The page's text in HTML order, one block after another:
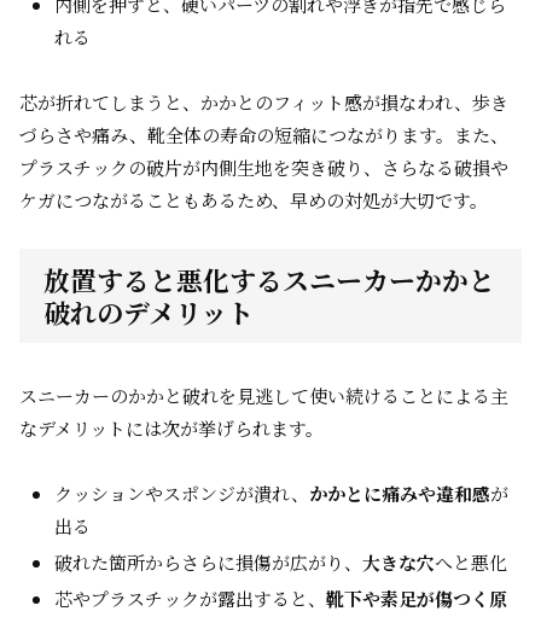
れる
芯が折れてしまうと、かかとのフィット感が損なわれ、歩き
づらさや痛み、靴全体の寿命の短縮につながります。また、
プラスチックの破片が内側生地を突き破り、さらなる破損や
ケガにつながることもあるため、早めの対処が大切です。
放置すると悪化するスニーカーかかと
破れのデメリット
スニーカーのかかと破れを見逃して使い続けることによる主
なデメリットには次が挙げられます。
クッションやスポンジが潰れ、 かかとに痛みや違和感が
出る
破れた箇所からさらに損傷が広がり、 大きな穴へと悪化
芯やプラスチックが露出すると、 靴下や素足が傷つく原